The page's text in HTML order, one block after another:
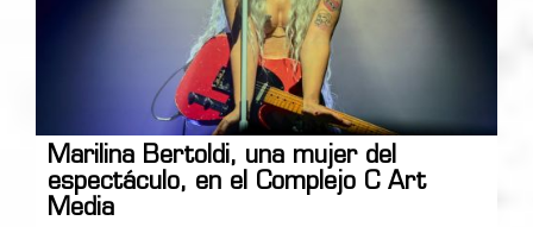
Marilina Bertoldi, una mujer del
espectáculo, en el Complejo C Art
Media